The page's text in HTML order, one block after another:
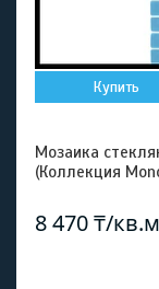
Купить
Мозаика
(Коллекция
8 470 ₸/кв.м